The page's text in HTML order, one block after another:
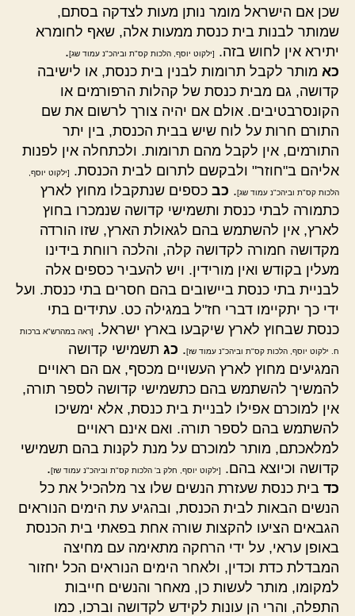
שכן אם הישראל מומר נותן מעות לצדקה בסתם,
שמותר לבנות בית כנסת ממעות אלה, שאף לחומרא
יתירא אין לחוש בזה.
[ילקוט יוסף, הלכות קס"ת וביהכ"נ עמוד שג].
כא מותר לקבל תרומות לבנין בית כנסת, או לישיבה
קדושה, גם מבית כנסת של קהלות הרפורמים או
הקונסרבטיבים. אולם אם יהיה צורך לרשום את שם
התורם חרות על לוח שיש בבית הכנסת, בין יתר
התורמים, אין לקבל מהם תרומות. ולכתחלה אין לפנות
אליהם ב"חוזר" ולבקשם לתרום לבית הכנסת.
[ילקוט יוסף,
הלכות קס"ת וביהכ"נ עמוד שג]. כב כספים שנתקבלו מחוץ לארץ
כתמורה לבתי כנסת ותשמישי קדושה שנמכרו בחוץ
לארץ, אין להשתמש בהם לגאולת הארץ, שזו הורדה
מקדושה חמורה לקדושה קלה, והלכה רווחת בידינו
מעלין בקודש ואין מורידין. ויש להעביר כספים אלה
לבניית בתי כנסת ביישובים בהם חסרים בתי כנסת. ועל
ידי כך יתקיימו דברי חז"ל במגילה כט. עתידים בתי
כנסת שבחוץ לארץ שיקבעו בארץ ישראל.
[ראה במהרש"א ברכות
ח. ילקוט יוסף, הלכות קס"ת וביהכ"נ עמוד שז]. כג תשמישי קדושה
המגיעים מחוץ לארץ העשויים מכסף, אם הם ראויים
להמשיך להשתמש בהם כתשמישי קדושה לספר תורה,
אין למוכרם אפילו לבניית בית כנסת, אלא ימשיכו
להשתמש בהם לספר תורה. ואם אינם ראויים
למלאכתם, מותר למוכרם על מנת לקנות בהם תשמישי
קדושה וכיוצא בהם.
[ילקוט יוסף, חלק ב' הלכות קס"ת וביהכ"נ עמוד שז].
כד בית כנסת שעזרת הנשים שלו צר מלהכיל את כל
הנשים הבאות לבית הכנסת, ובהגיע עת הימים הנוראים
הגבאים הציעו להקצות שורה אחת בפאתי בית הכנסת
באופן עראי, על ידי הרחקה מתאימה עם מחיצה
המבדלת כדת וכדין, ולאחר הימים הנוראים הכל יחזור
למקומו, מותר לעשות כן, מאחר והנשים חייבות
התפלה, והרי הן עונות לקידש לקדושה וברכו, כמו